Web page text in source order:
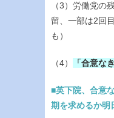
（3）労働党の
留、一部は2回
も）
（4） 「合意な
■英下院、合意
期を求めるか明